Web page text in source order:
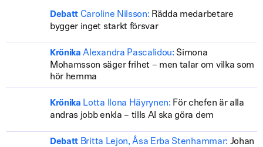
Debatt Caroline Nilsson: Rädda medarbetare
bygger inget starkt försvar
Krönika Alexandra Pascalidou: Simona
Mohamsson säger frihet – men talar om vilka som
hör hemma
Krönika Lotta Ilona Häyrynen: För chefen är alla
andras jobb enkla – tills AI ska göra dem
Debatt Britta Lejon, Åsa Erba Stenhammar: Johan